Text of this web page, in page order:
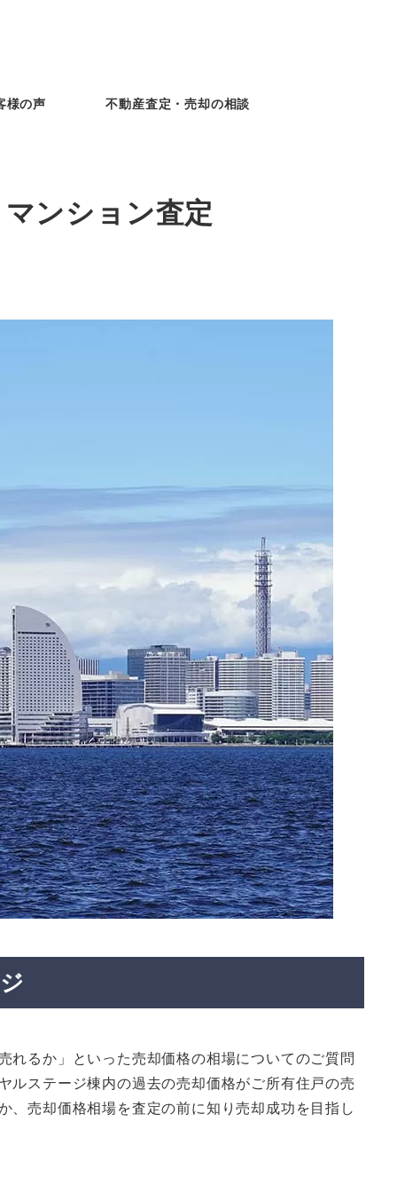
様の声 不動産査定・売却の相談
ンション査定
れるか」といった売却価格の相場についてのご質問
ルステージ棟内の過去の売却価格がご所有住戸の売
、売却価格相場を査定の前に知り売却成功を目指し